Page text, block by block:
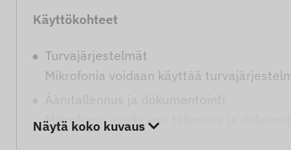
Käyttökohteet
Turvajärjestelmät
Mikrofonia voidaan käyttää
Äänitallennus ja dokumentointi
Mikrofonin avulla voit tallentaa ja
Näytä koko kuvaus